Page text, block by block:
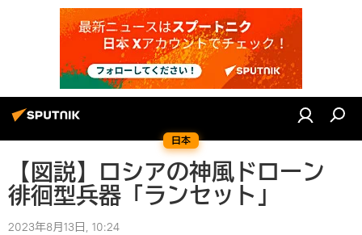
日本
【図説】ロシアの神風ドローン
徘徊型兵器「ランセット」
2023年8月13日, 10:24